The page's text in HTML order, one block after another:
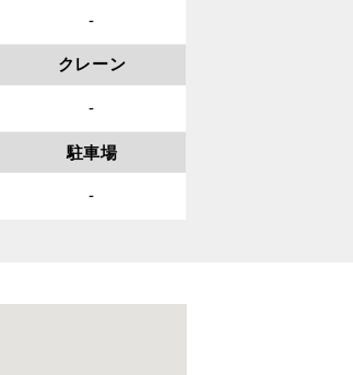
-
クレーン
-
駐車場
-